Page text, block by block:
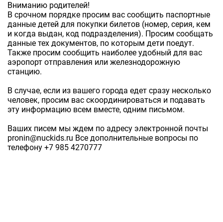
Вниманию родителей!
В срочном порядке просим вас сообщить паспортные
данные детей для покупки билетов (номер, серия, кем
и когда выдан, код подразделения). Просим сообщать
данные тех документов, по которым дети поедут.
Также просим сообщить наиболее удобный для вас
аэропорт отправления или железнодорожную
станцию.
В случае, если из вашего города едет сразу несколько
человек, просим вас скоординироваться и подавать
эту информацию всем вместе, одним письмом.
Ваших писем мы ждем по адресу электронной почты
pronin@nuckids.ru Все дополнительные вопросы по
телефону +7 985 4270777